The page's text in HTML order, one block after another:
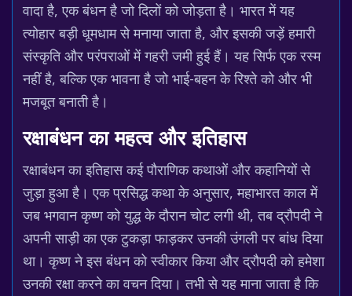
वादा है, एक बंधन है जो दिलों को जोड़ता है। भारत में यह
त्योहार बड़ी धूमधाम से मनाया जाता है, और इसकी जड़ें हमारी
संस्कृति और परंपराओं में गहरी जमी हुई हैं। यह सिर्फ एक रस्म
नहीं है, बल्कि एक भावना है जो भाई-बहन के रिश्ते को और भी
मजबूत बनाती है।
रक्षाबंधन का महत्व और इतिहास
रक्षाबंधन का इतिहास कई पौराणिक कथाओं और कहानियों से
जुड़ा हुआ है। एक प्रसिद्ध कथा के अनुसार, महाभारत काल में
जब भगवान कृष्ण को युद्ध के दौरान चोट लगी थी, तब द्रौपदी ने
अपनी साड़ी का एक टुकड़ा फाड़कर उनकी उंगली पर बांध दिया
था। कृष्ण ने इस बंधन को स्वीकार किया और द्रौपदी को हमेशा
उनकी रक्षा करने का वचन दिया। तभी से यह माना जाता है कि